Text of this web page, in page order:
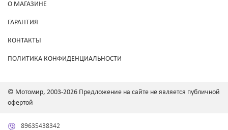
О МАГАЗИНЕ
ГАРАНТИЯ
КОНТАКТЫ
ПОЛИТИКА КОНФИДЕНЦИАЛЬНОСТИ
© Мотомир, 2003-2026 Предложение на сайте не является публичной
офертой
89635438342